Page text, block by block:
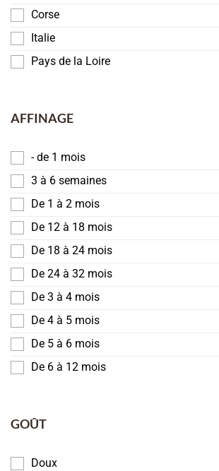
Corse
Italie
Pays de la Loire
AFFINAGE
- de 1 mois
3 à 6 semaines
De 1 à 2 mois
De 12 à 18 mois
De 18 à 24 mois
De 24 à 32 mois
De 3 à 4 mois
De 4 à 5 mois
De 5 à 6 mois
De 6 à 12 mois
GOÛT
Doux